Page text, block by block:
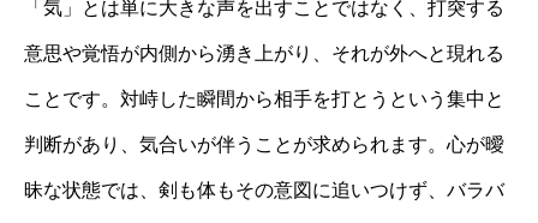
「気」とは単に大きな声を出すことではなく、打突する
意思や覚悟が内側から湧き上がり、それが外へと現れる
ことです。対峙した瞬間から相手を打とうという集中と
判断があり、気合いが伴うことが求められます。心が曖
昧な状態では、剣も体もその意図に追いつけず、バラバ